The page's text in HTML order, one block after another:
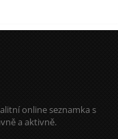
online seznamka s
a aktivně.